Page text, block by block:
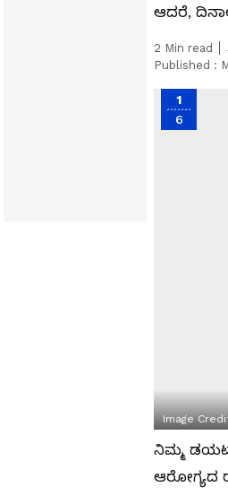
ಆದರೆ,
2 Min read
Published :
1
6
Image
ನಿಮ್ಮ
ಆರೋಗ್ಯದ